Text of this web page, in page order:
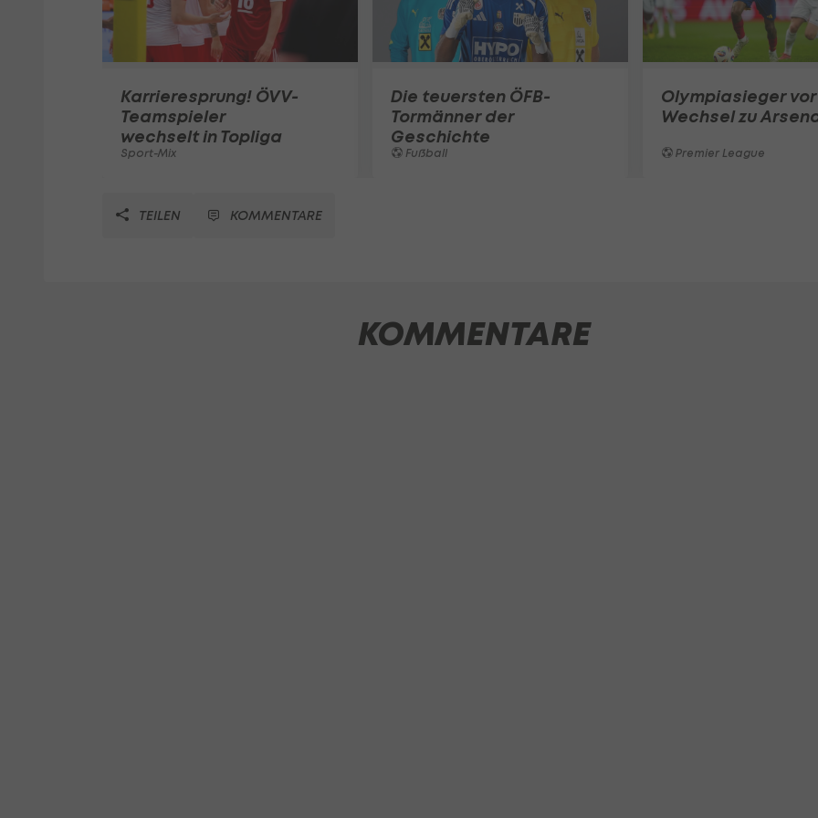
Karrieresprung! ÖVV-
Teamspieler
wechselt in Topliga
Sport-Mix
Die teuersten ÖFB-
Tormänner der
Geschichte
Fußball
Olympiasieger vor
Wechsel zu
Premier League
TEILEN KOMMENTARE
KOMMENTARE